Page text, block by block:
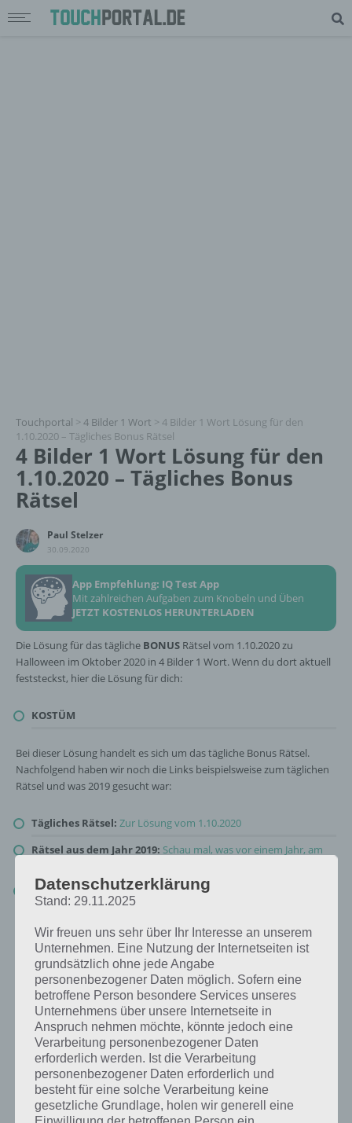
Touchportal > 4 Bilder 1 Wort > 4 Bilder 1 Wort Lösung für den
1.10.2020 – Tägliches Bonus Rätsel
4 Bilder 1 Wort Lösung für den
1.10.2020 – Tägliches Bonus
Rätsel
Paul Stelzer
30.09.2020
App Empfehlung: IQ Test App
Mit zahlreichen Aufgaben zum Knobeln und Üben
JETZT KOSTENLOS HERUNTERLADEN
Die Lösung für das tägliche BONUS Rätsel vom 1.10.2020 zu
Halloween im Oktober 2020 in 4 Bilder 1 Wort. Wenn du dort aktuell
feststeckst, hier die Lösung für dich:
KOSTÜM
Bei dieser Lösung handelt es sich um das tägliche Bonus Rätsel.
Nachfolgend haben wir noch die Links beispielsweise zum täglichen
Rätsel und was 2019 gesucht war:
Tägliches Rätsel: Zur Lösung vom 1.10.2020
Rätsel aus dem Jahr 2019: Schau mal, was vor einem Jahr, am
Zur Übersicht:4 Bilder 1 Wort Lösungen zu Halloween im
Oktober 2020!
Datenschutzerklärung
Stand: 29.11.2025
Wir freuen uns sehr über Ihr Interesse an unserem
Unternehmen. Eine Nutzung der Internetseiten ist
grundsätzlich ohne jede Angabe
personenbezogener Daten möglich. Sofern eine
betroffene Person besondere Services unseres
Unternehmens über unsere Internetseite in
Anspruch nehmen möchte, könnte jedoch eine
Verarbeitung personenbezogener Daten
erforderlich werden. Ist die Verarbeitung
personenbezogener Daten erforderlich und
besteht für eine solche Verarbeitung keine
gesetzliche Grundlage, holen wir generell eine